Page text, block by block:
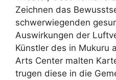
Zeichnen das
schwerwiegenden
Auswirkungen der
Künstler des in Mukuru
Arts Center malten
trugen diese in die